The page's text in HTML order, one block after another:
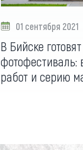
01 сентября 2021
В Бийске
фотофестиваль:
работ и серию